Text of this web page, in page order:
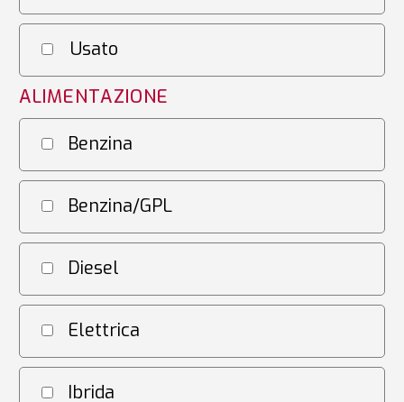
Usato
ALIMENTAZIONE
Benzina
Benzina/GPL
Diesel
Elettrica
Ibrida